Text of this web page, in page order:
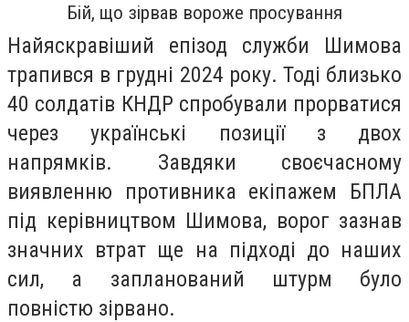
Бій, що зірвав вороже просування
Найяскравіший епізод служби Шимова
трапився в грудні 2024 року. Тоді близько
40 солдатів КНДР спробували прорватися
через українські позиції з двох
напрямків. Завдяки своєчасному
виявленню противника екіпажем БПЛА
під керівництвом Шимова, ворог зазнав
значних втрат ще на підході до наших
сил, а запланований штурм було
повністю зірвано.